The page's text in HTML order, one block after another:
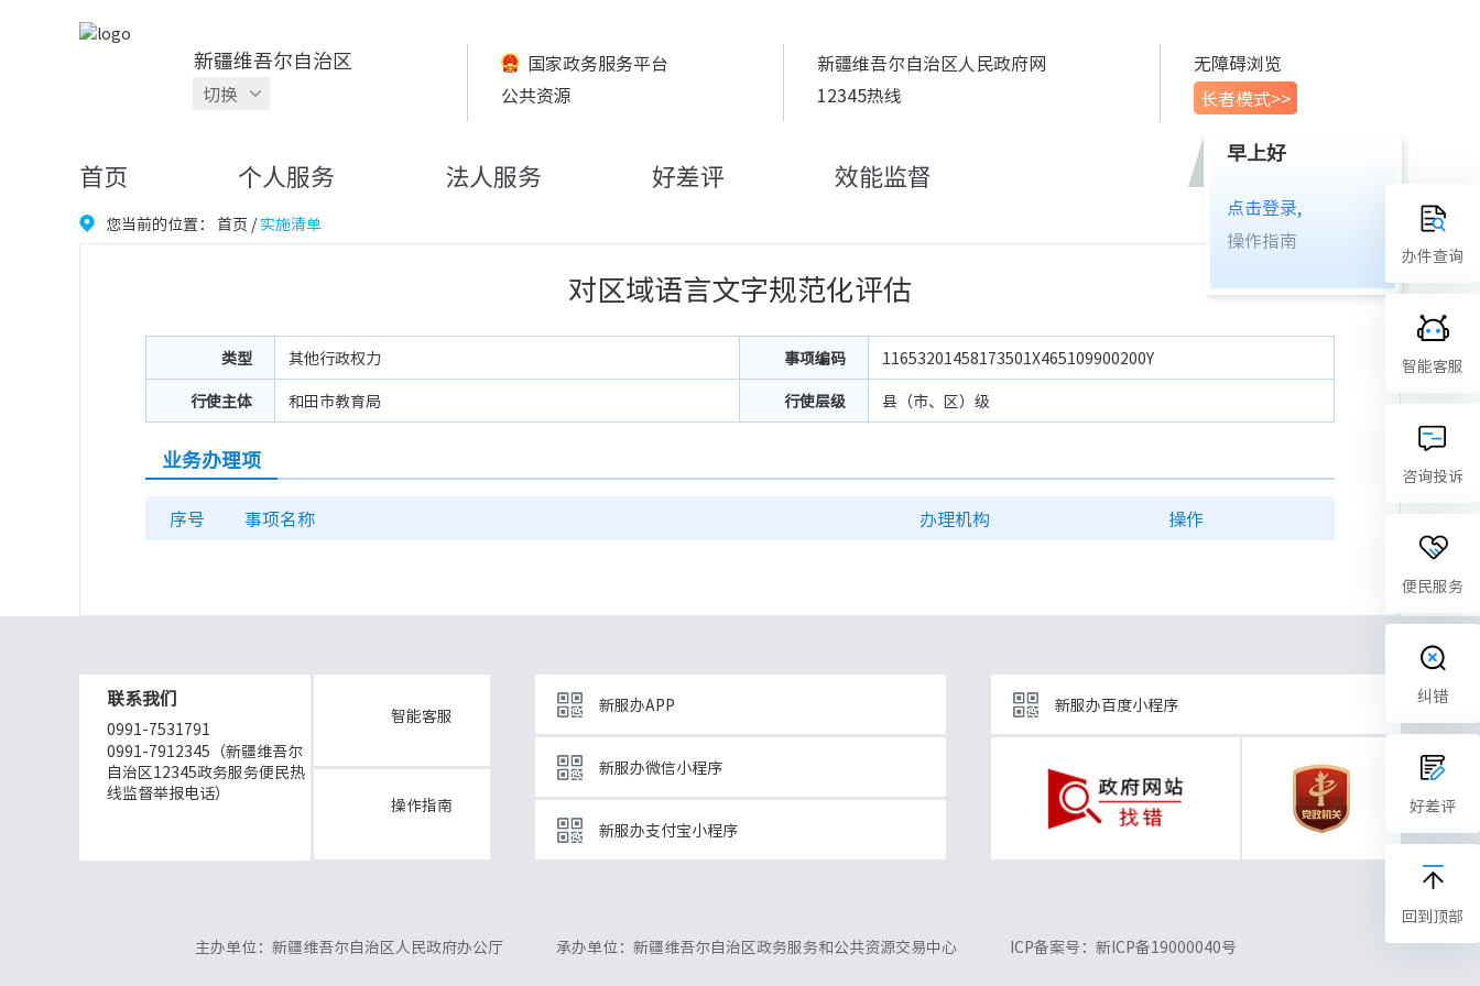
新疆维吾尔自治区
切换
国家政务服务平台
公共资源
新疆维吾尔自治区人民政府网
12345热线
无障碍浏览
长者模式>>
首页 个人服务 法人服务 好差评 效能监督
早上好
点击登录,
操作指南
您当前的位置： 首页 /实施清单
对区域语言文字规范化评估
类型 其他行政权力 事项编码
11653201458173501X465109900200Y
行使主体
和田市教育局 行使层级 县（市、区）级
业务办理项
序号 事项名称 办理机构 操作
联系我们
0991-7531791
0991-7912345（新疆维吾尔
自治区12345政务服务便民热
线监督举报电话）
智能客服
操作指南
新服办APP
新服办微信小程序
新服办支付宝小程序
新服办百度小程序
主办单位：新疆维吾尔自治区人民政府办公厅 承办单位：新疆维吾尔自治区政务服务和公共资源交易中心 ICP备案号：新ICP备19000040号
办件查询
智能客服
咨询投诉
便民服务
纠错
好差评
回到顶部